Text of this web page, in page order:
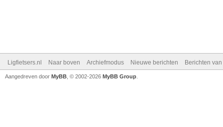
Ligfietsers.nl Naar boven Archiefmodus Nieuwe berichten Berichten
Aangedreven door MyBB , © 2002-2026 MyBB Group